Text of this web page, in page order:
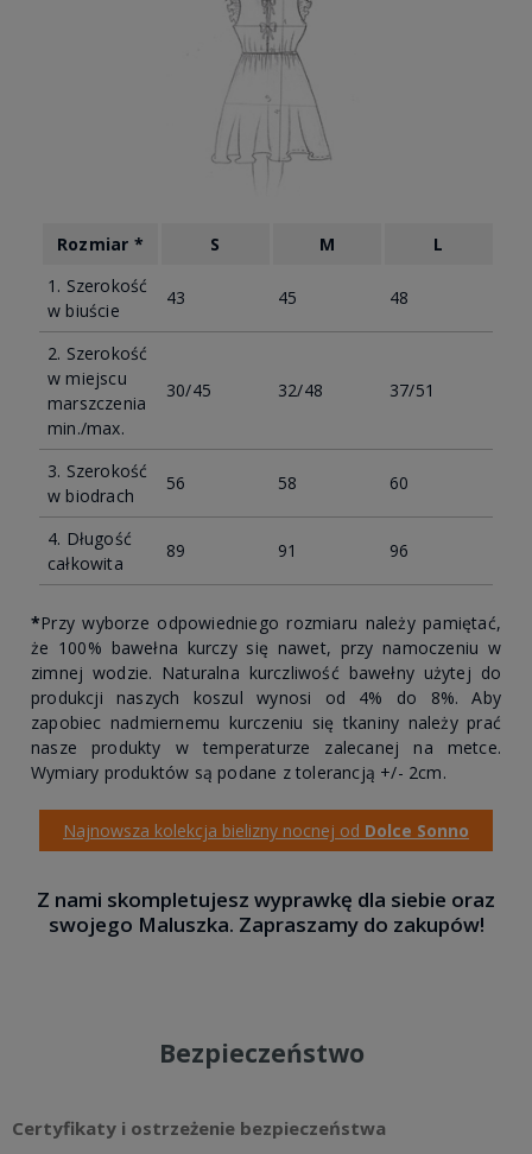
Rozmiar * S M
L
1. Szerokość
w biuście
43 45 48
2. Szerokość
w miejscu
marszczenia
min./max.
30/45 32/48 37/51
3. Szerokość
w biodrach
56 58 60
4. Długość
całkowita
89 91 96
*Przy wyborze odpowiedniego rozmiaru należy pamiętać,
że 100% bawełna kurczy się nawet, przy namoczeniu w
zimnej wodzie. Naturalna kurczliwość bawełny użytej do
produkcji naszych koszul wynosi od 4% do 8%. Aby
zapobiec nadmiernemu kurczeniu się tkaniny należy prać
nasze produkty w temperaturze zalecanej na metce.
Wymiary produktów są podane z tolerancją +/- 2cm.
Najnowsza kolekcja bielizny nocnej od Dolce Sonno
Z nami skompletujesz wyprawkę dla siebie oraz
swojego Maluszka. Zapraszamy do zakupów!
Bezpieczeństwo
Certyfikaty i ostrzeżenie bezpieczeństwa